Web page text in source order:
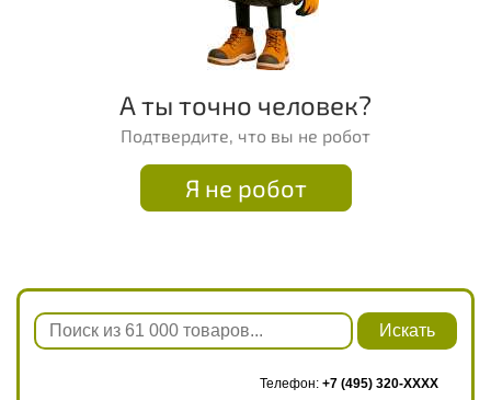
А ты точно человек?
Подтвердите, что вы не робот
Я не робот
Искать
Телефон: +7 (495) 320-XXXX